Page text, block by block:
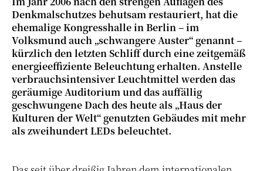
Denkmalschutzes behutsam restauriert, hat die
ehemalige Kongresshalle in Berlin – im
Volksmund auch „schwangere Auster“ genannt –
kürzlich den letzten Schliff durch eine zeitgemäß
energieeffiziente Beleuchtung erhalten. Anstelle
verbrauchsintensiver Leuchtmittel werden das
geräumige Auditorium und das auffällig
geschwungene Dach des heute als „Haus der
Kulturen der Welt“ genutzten Gebäudes mit mehr
als zweihundert LEDs beleuchtet.